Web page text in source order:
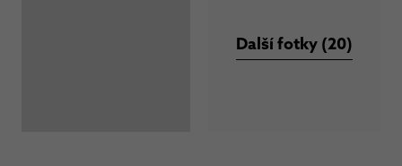
Další fotky (20)